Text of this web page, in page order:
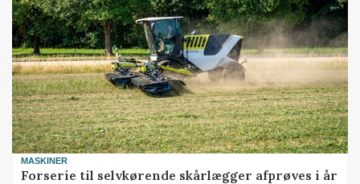
MASKINER
Forserie til selvkørende skårlægger afprøves i år